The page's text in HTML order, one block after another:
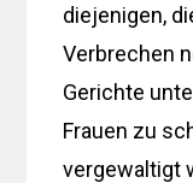
diejenigen,
Verbrechen
Gerichte
Frauen zu
vergewaltigt